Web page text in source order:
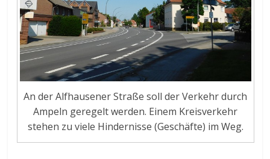
An der Alfhausener Straße soll der Verkehr durch
Ampeln geregelt werden. Einem Kreisverkehr
stehen zu viele Hindernisse (Geschäfte) im Weg.